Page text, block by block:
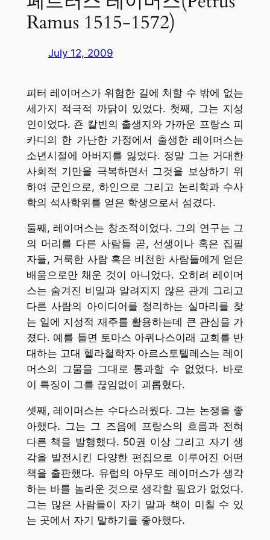
Ramus 1515-1572)
July 12, 2009
피터 레이머스가 위험한 길에 처할 수 밖에 없는
세가지 적극적 까닭이 있었다. 첫째, 그는 지성
인이었다. 죤 칼빈의 출생지와 가까운 프랑스 피
카디의 한 가난한 가정에서 출생한 레이머스는
소년시절에 아버지를 잃었다. 정말 그는 거대한
사회적 기만을 극복하면서 그것을 보상하기 위
하여 군인으로, 하인으로 그리고 논리학과 수사
학의 석사학위를 얻은 학생으로서 섬겼다.
둘째, 레이머스는 창조적이었다. 그의 연구는 그
의 머리를 다른 사람들 곧, 선생이나 혹은 집필
자들, 거룩한 사람 혹은 비천한 사람들에게 얻은
배움으로만 채운 것이 아니었다. 오히려 레이머
스는 숨겨진 비밀과 알려지지 않은 관계 그리고
다른 사람의 아이디어를 정리하는 실마리를 찾
는 일에 지성적 재주를 활용하는데 큰 관심을 가
졌다. 예를 들면 토마스 아퀴나스이래 교회를 반
대하는 고대 헬라철학자 아르스토텔레스는 레이
머스의 그물을 그대로 통과할 수 없었다. 바로
이 특징이 그를 끊임없이 괴롭혔다.
셋째, 레이머스는 수다스러웠다. 그는 논쟁을 좋
아했다. 그는 그 즈음에 프랑스의 흐름과 전혀
다른 책을 발행했다. 50권 이상 그리고 자기 생
각을 발전시킨 다양한 편집으로 이루어진 어떤
책을 출판했다. 유럽의 아무도 레이머스가 생각
하는 바를 놀라운 것으로 생각할 필요가 없었다.
그는 많은 사람들이 자기 말과 책이 미칠 수 있
는 곳에서 자기 말하기를 좋아했다.